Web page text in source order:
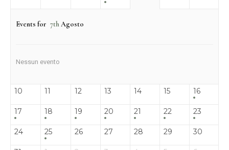
Events for 7thAgosto
Nessun evento
10 11 12 13 14 15 16
17 18 19 20 21 22 23
24 25 26 27 28 29 30